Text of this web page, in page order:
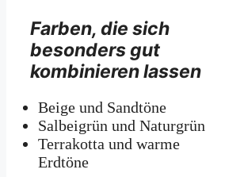
Farben, die sich
besonders gut
kombinieren lassen
Beige und Sandtöne
Salbeigrün und Naturgrün
Terrakotta und warme
Erdtöne